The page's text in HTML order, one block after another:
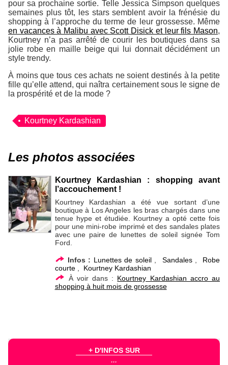
pour sa prochaine sortie. Telle Jessica Simpson quelques
semaines plus tôt, les stars semblent avoir la frénésie du
shopping à l’approche du terme de leur grossesse. Même
en vacances à Malibu avec Scott Disick et leur fils Mason,
Kourtney n’a pas arrêté de courir les boutiques dans sa
jolie robe en maille beige qui lui donnait décidément un
style trendy.
À moins que tous ces achats ne soient destinés à la petite
fille qu’elle attend, qui naîtra certainement sous le signe de
la prospérité et de la mode ?
Kourtney Kardashian
Les photos associées
Kourtney Kardashian : shopping avant
l’accouchement !
Kourtney Kardashian a été vue sortant d’une
boutique à Los Angeles les bras chargés dans une
tenue hype et étudiée. Kourtney a opté cette fois
pour une mini-robe imprimé et des sandales plates
avec une paire de lunettes de soleil signée Tom
Ford.
Infos : Lunettes de soleil Sandales, Robe
courte, Kourtney Kardashian
À voir dans : Kourtney Kardashian accro au
shopping à huit mois de grossesse
+ D'INFOS SUR
...